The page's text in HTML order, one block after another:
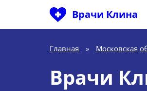
Врачи Клина
Главная » Московская
Врачи